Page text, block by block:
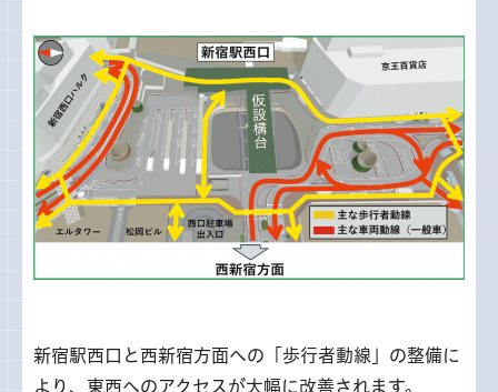
新宿駅西口と西新宿方面への「歩行者動線」の整備に
より、東西へのアクセスが大幅に改善されます。